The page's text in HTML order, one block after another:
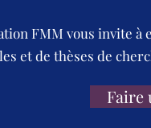
FMM vous invite à
et de thèses de
Faire